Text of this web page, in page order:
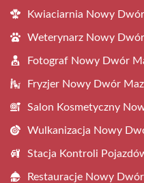
Kwiaciarnia Nowy
Weterynarz Nowy
Fotograf Nowy Dwór
Fryzjer Nowy Dwór
Salon Kosmetyczny
Wulkanizacja Nowy
Stacja Kontroli
Restauracje Nowy